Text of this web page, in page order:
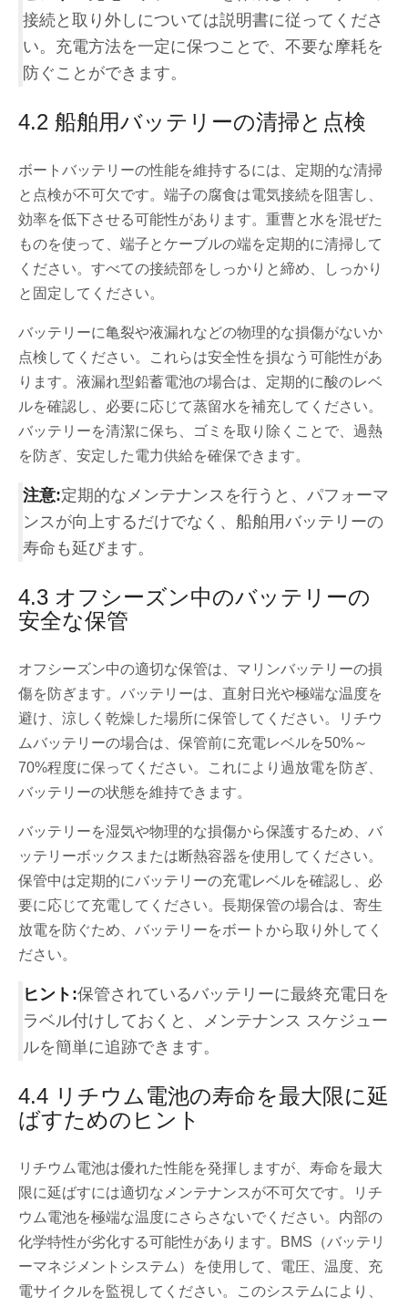
接続と取り外しについては説明書に従ってくださ
い。充電方法を一定に保つことで、不要な摩耗を
防ぐことができます。
4.2 船舶用バッテリーの清掃と点検
ボートバッテリーの性能を維持するには、定期的な清掃
と点検が不可欠です。端子の腐食は電気接続を阻害し、
効率を低下させる可能性があります。重曹と水を混ぜた
ものを使って、端子とケーブルの端を定期的に清掃して
ください。すべての接続部をしっかりと締め、しっかり
と固定してください。
バッテリーに亀裂や液漏れなどの物理的な損傷がないか
点検してください。これらは安全性を損なう可能性があ
ります。液漏れ型鉛蓄電池の場合は、定期的に酸のレベ
ルを確認し、必要に応じて蒸留水を補充してください。
バッテリーを清潔に保ち、ゴミを取り除くことで、過熱
を防ぎ、安定した電力供給を確保できます。
注意:定期的なメンテナンスを行うと、パフォーマ
ンスが向上するだけでなく、船舶用バッテリーの
寿命も延びます。
4.3 オフシーズン中のバッテリーの
安全な保管
オフシーズン中の適切な保管は、マリンバッテリーの損
傷を防ぎます。バッテリーは、直射日光や極端な温度を
避け、涼しく乾燥した場所に保管してください。リチウ
ムバッテリーの場合は、保管前に充電レベルを50%～
70%程度に保ってください。これにより過放電を防ぎ、
バッテリーの状態を維持できます。
バッテリーを湿気や物理的な損傷から保護するため、バ
ッテリーボックスまたは断熱容器を使用してください。
保管中は定期的にバッテリーの充電レベルを確認し、必
要に応じて充電してください。長期保管の場合は、寄生
放電を防ぐため、バッテリーをボートから取り外してく
ださい。
ヒント:保管されているバッテリーに最終充電日を
ラベル付けしておくと、メンテナンス スケジュー
ルを簡単に追跡できます。
4.4 リチウム電池の寿命を最大限に延
ばすためのヒント
リチウム電池は優れた性能を発揮しますが、寿命を最大
限に延ばすには適切なメンテナンスが不可欠です。リチ
ウム電池を極端な温度にさらさないでください。内部の
化学特性が劣化する可能性があります。BMS（バッテリ
ーマネジメントシステム）を使用して、電圧、温度、充
電サイクルを監視してください。このシステムにより、